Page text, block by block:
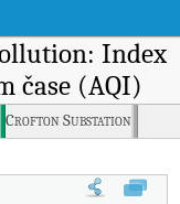
Index
čase (AQI)
Crofton Substation
kvality vzduchu v